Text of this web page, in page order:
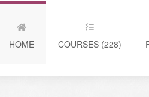
HOME COURSES (228)